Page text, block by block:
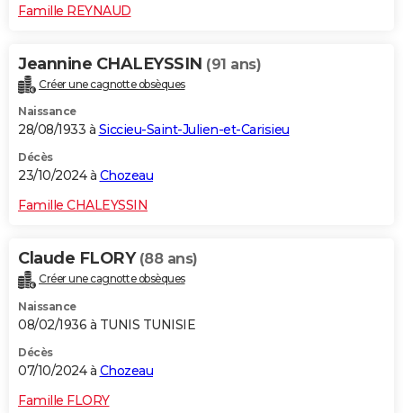
Famille REYNAUD
Jeannine CHALEYSSIN (91 ans)
Créer une cagnotte obsèques
Naissance
28/08/1933 à Siccieu-Saint-Julien-et-Carisieu
Décès
23/10/2024 à Chozeau
Famille CHALEYSSIN
Claude FLORY (88 ans)
Créer une cagnotte obsèques
Naissance
08/02/1936 à TUNIS TUNISIE
Décès
07/10/2024 à Chozeau
Famille FLORY